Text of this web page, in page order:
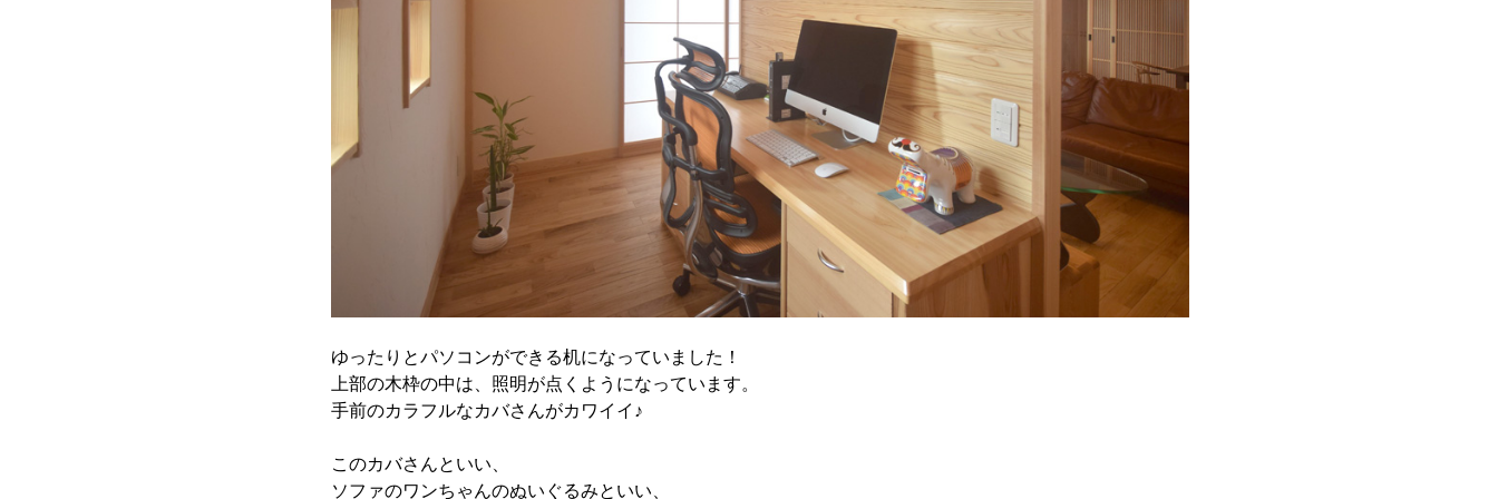
ゆったりとパソコンができる机になっていました！
上部の木枠の中は、照明が点くようになっています。
手前のカラフルなカバさんがカワイイ♪
このカバさんといい、
ソファのワンちゃんのぬいぐるみといい、